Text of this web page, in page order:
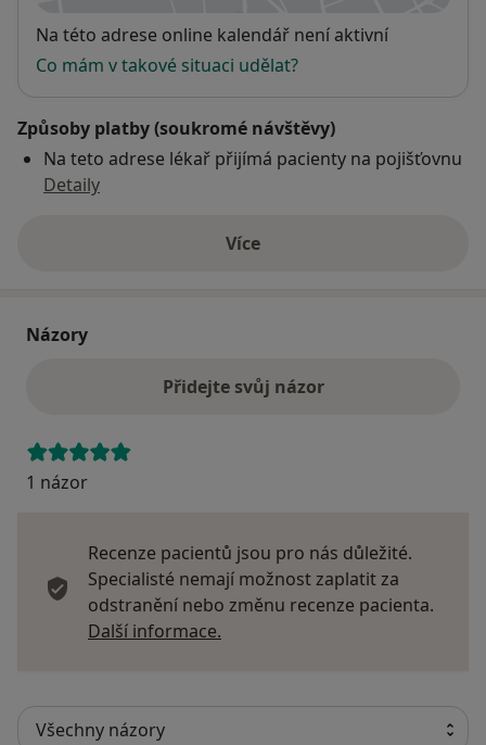
Dostupnost
Na této adrese online kalendář není aktivní
Co mám v takové situaci udělat?
Způsoby platby (soukromé návštěvy)
Na teto adrese lékař přijímá pacienty na pojišťovnu
Detaily
Víceo adrese
Názory
Přidejte svůj názor
1 názor
Recenze pacientů jsou pro nás důležité.
Specialisté nemají možnost zaplatit za
odstranění nebo změnu recenze pacienta.
Další informace.